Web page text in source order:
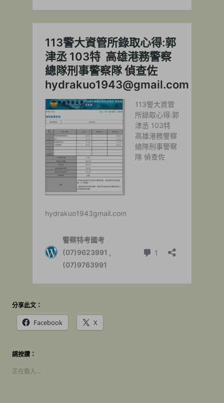
分享此文：
Facebook X
請按讚：
正在載入…